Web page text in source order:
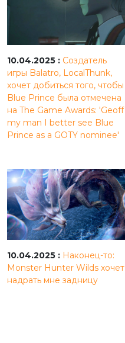
10.04.2025 : Создатель
игры Balatro, LocalThunk,
хочет добиться того, чтобы
Blue Prince была отмечена
на The Game Awards: 'Geoff
my man I better see Blue
Prince as a GOTY nominee'
10.04.2025 : Наконец-то:
Monster Hunter Wilds хочет
надрать мне задницу